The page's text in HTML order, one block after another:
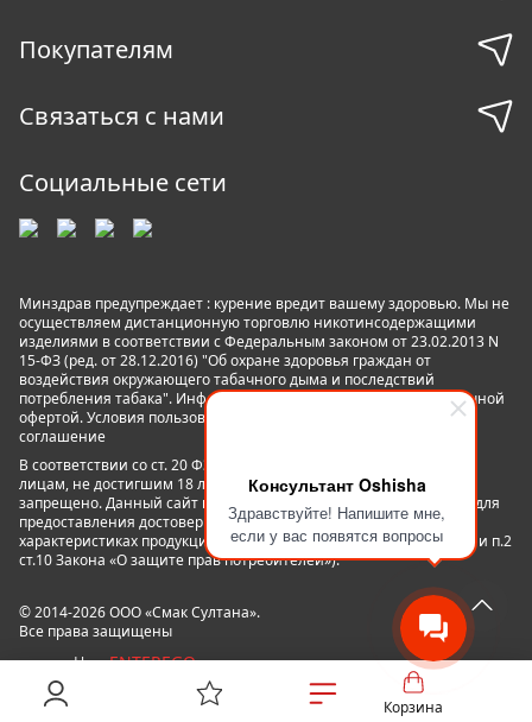
Консультант Oshisha
Здравствуйте! Напишите мне,
если у вас появятся вопросы
Корзина
Покупателям
Связаться с нами
Социальные сети
Минздрав предупреждает : курение вредит вашему здоровью. Мы не
осуществляем дистанционную торговлю никотинсодержащими
изделиями в соответствии с Федеральным законом от 23.02.2013 N
15-ФЗ (ред. от 28.12.2016) "Об охране здоровья граждан от
воздействия окружающего табачного дыма и последствий
потребления табака". Информация на сайте не является публичной
офертой. Условия пользования сайтом
соглашение
В соответствии со ст. 20 ФЗ №15 «Об охране здоровья граждан»
лицам, не достигшим 18 лет пользование данным сайтом
запрещено. Данный сайт не является рекламой, а служит лишь для
предоставления достоверной информации о свойствах,
характеристиках продукции и её наличии в магазинах сети. (п.1 и п.2
ст.10 Закона «О защите прав потребителей»).
© 2014-2026 ООО «Смак Султана».
Все права защищены
powered by ENTEREGO